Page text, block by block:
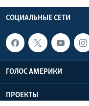
СОЦИАЛЬНЫЕ СЕТИ
ГОЛОС АМЕРИКИ
ПРОЕКТЫ